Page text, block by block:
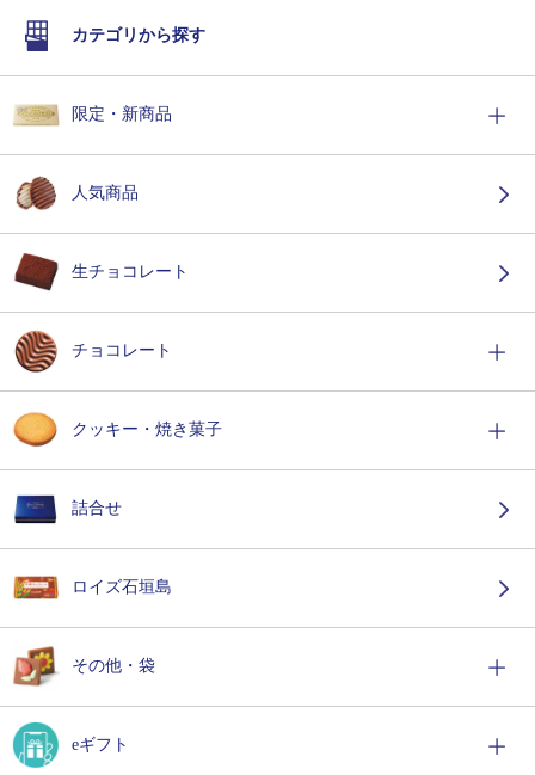
カテゴリから探す
限定・新商品
人気商品
生チョコレート
チョコレート
クッキー・焼き菓子
詰合せ
ロイズ石垣島
その他・袋
eギフト